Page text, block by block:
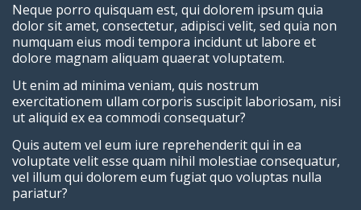
Neque porro quisquam est, qui dolorem ipsum quia
dolor sit amet, consectetur, adipisci velit, sed quia non
numquam eius modi tempora incidunt ut labore et
dolore magnam aliquam quaerat voluptatem.
Ut enim ad minima veniam, quis nostrum
exercitationem ullam corporis suscipit laboriosam, nisi
ut aliquid ex ea commodi consequatur?
Quis autem vel eum iure reprehenderit qui in ea
voluptate velit esse quam nihil molestiae consequatur,
vel illum qui dolorem eum fugiat quo voluptas nulla
pariatur?